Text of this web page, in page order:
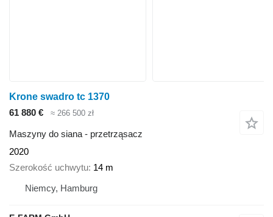
Krone swadro tc 1370
61 880 €
≈ 266 500 zł
Maszyny do siana - przetrząsacz
2020
Szerokość uchwytu 14 m
Niemcy, Hamburg